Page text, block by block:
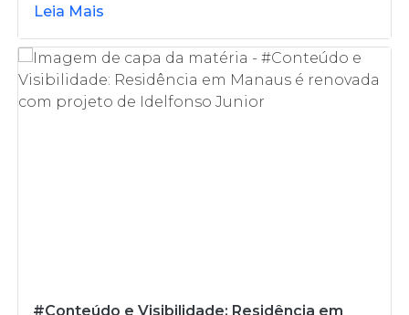
Leia Mais
#Conteúdo e Visibilidade: Residência em